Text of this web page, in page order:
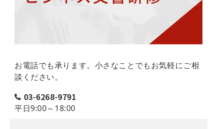
お電話でも承ります。小さなことでもお気軽にご相
談ください。
03-6268-9791
平日9:00～18:00